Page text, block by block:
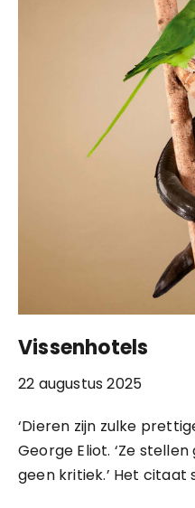
Vissenhotels
22 augustus 2025
‘Dieren zijn zulke
George Eliot. ‘Ze
geen kritiek.’ Het citaat